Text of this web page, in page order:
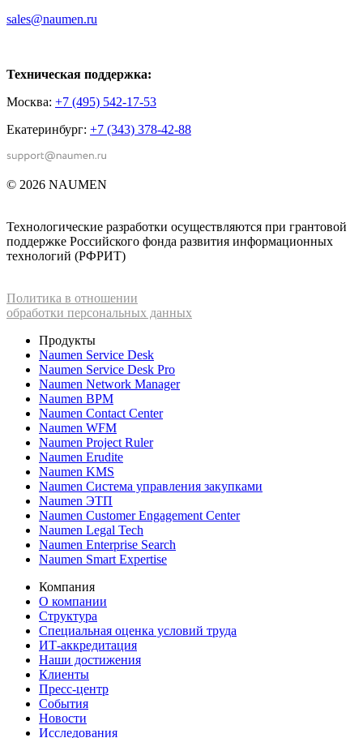
sales@naumen.ru
Техническая поддержка:
Москва: +7 (495) 542-17-53
Екатеринбург: +7 (343) 378-42-88
© 2026 NAUMEN
Технологические разработки осуществляются при грантовой
поддержке Российского фонда развития информационных
технологий (РФРИТ)
Политика в отношении
обработки персональных данных
Продукты
Naumen Service Desk
Naumen Service Desk Pro
Naumen Network Manager
Naumen BPM
Naumen Contact Center
Naumen WFM
Naumen Project Ruler
Naumen Erudite
Naumen KMS
Naumen Система управления закупками
Naumen ЭТП
Naumen Customer Engagement Center
Naumen Legal Tech
Naumen Enterprise Search
Naumen Smart Expertise
Компания
О компании
Структура
Специальная оценка условий труда
ИТ-аккредитация
Наши достижения
Клиенты
Пресс-центр
События
Новости
Исследования